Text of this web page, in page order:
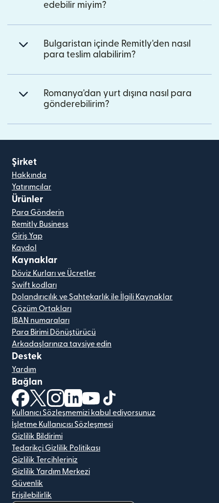
edebilir miyim?
Bulgaristan içinde Remitly'den nasıl
para teslim alabilirim?
Romanya'dan yurt dışına nasıl para
gönderebilirim?
Şirket
Hakkında
Yatırımcılar
Ürünler
Para Gönderin
Remitly Business
Giriş Yap
Kaydol
Kaynaklar
Döviz Kurları ve Ücretler
Swift kodları
Dolandırıcılık ve Sahtekarlık ile İlgili Kaynaklar
Çözüm Ortakları
IBAN numaraları
Para Birimi Dönüştürücü
Arkadaşlarınıza tavsiye edin
Destek
Yardım
Bağlan
(yeni pencerede açılır)
(yeni pencerede açılır)
(yeni pencerede açılır)
(yeni pencerede açılır)
(yeni pencerede açılır)
Kullanıcı Sözleşmemizi kabul ediyorsunuz
İşletme Kullanıcısı Sözleşmesi
Gizlilik Bildirimi
Tedarikçi Gizlilik Politikası
Gizlilik Tercihleriniz
Gizlilik Yardım Merkezi
Güvenlik
Erişilebilirlik